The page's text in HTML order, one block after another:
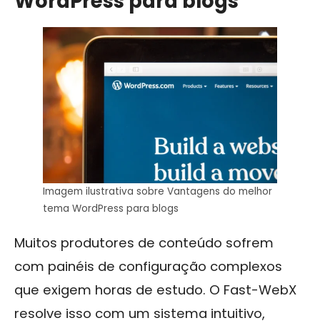
Imagem ilustrativa sobre Vantagens do melhor
tema WordPress para blogs
Muitos produtores de conteúdo sofrem
com painéis de configuração complexos
que exigem horas de estudo. O Fast-WebX
resolve isso com um sistema intuitivo,